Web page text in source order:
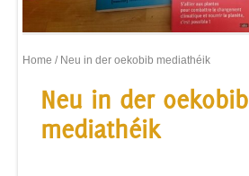
Home / Neu in der oekobib mediathéik
Neu in der oekobib
mediathéik